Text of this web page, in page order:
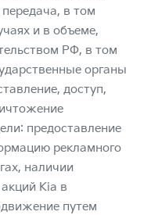
в том
и в объеме,
РФ, в том
органы
доступ,
предоставление
рекламного
наличии
Kia в
путем